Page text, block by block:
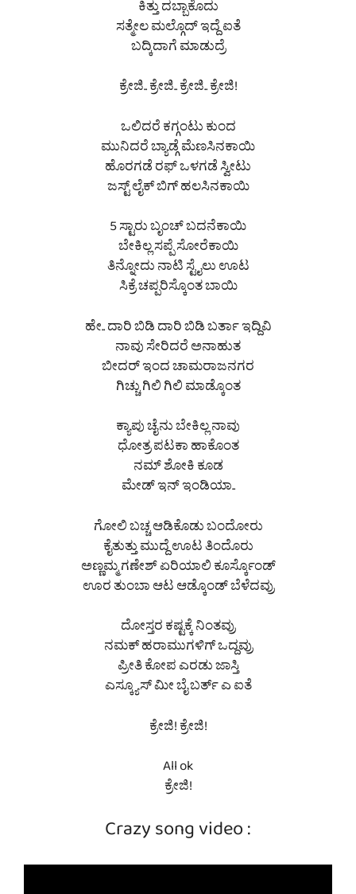
ಕಿತ್ತು ದಬ್ಬಾಕೊದು
ಸತ್ಮೇಲ ಮಲ್ಗೊದ್ ಇದ್ದೆ ಐತೆ
ಬದ್ಕಿದಾಗೆ ಮಾಡುದ್ರೆ
ಕ್ರೇಜಿ.. ಕ್ರೇಜಿ.. ಕ್ರೇಜಿ.. ಕ್ರೇಜಿ!
ಒಲಿದರೆ ಕಗ್ಗಂಟು ಕುಂದ
ಮುನಿದರೆ ಬ್ಯಾಡ್ಗೆ ಮೆಣಸಿನಕಾಯಿ
ಹೊರಗಡೆ ರಫ್ ಒಳಗಡೆ ಸ್ವೀಟು
ಜಸ್ಟ್ ಲೈಕ್ ಬಿಗ್ ಹಲಸಿನಕಾಯಿ
5 ಸ್ಟಾರು ಬೃಂಚ್ ಬದನೆಕಾಯಿ
ಬೇಕಿಲ್ಲ ಸಪ್ಪೆ ಸೋರೆಕಾಯಿ
ತಿನ್ನೋದು ನಾಟಿ ಸ್ಟೈಲು ಊಟ
ಸಿಕ್ರೆ ಚಪ್ಪರಿಸ್ಕೊಂತ ಬಾಯಿ
ಹೇ.. ದಾರಿ ಬಿಡಿ ದಾರಿ ಬಿಡಿ ಬರ್ತಾ ಇದ್ದಿವಿ
ನಾವು ಸೇರಿದರೆ ಅನಾಹುತ
ಬೀದರ್ ಇಂದ ಚಾಮರಾಜನಗರ
ಗಿಚ್ಚು ಗಿಲಿ ಗಿಲಿ ಮಾಡ್ಕೊಂತ
ಕ್ಯಾಪು ಚೈನು ಬೇಕಿಲ್ಲ ನಾವು
ಧೋತ್ರ ಪಟಕಾ ಹಾಕೊಂತ
ನಮ್ ಶೋಕಿ ಕೂಡ
ಮೇಡ್ ಇನ್ ಇಂಡಿಯಾ..
ಗೋಲಿ ಬಚ್ಚ ಆಡಿಕೊಡು ಬಂದೋರು
ಕೈತುತ್ತು ಮುದ್ದೆ ಊಟ ತಿಂದೊರು
ಅಣ್ಣಮ್ಮ ಗಣೇಶ್ ಏರಿಯಾಲಿ ಕೂರ್ಸ್ಕೊಂಡ್
ಊರ ತುಂಬಾ ಆಟ ಆಡ್ಕೊಂಡ್ ಬೆಳೆದವ್ರು
ದೋಸ್ತರ ಕಷ್ಟಕ್ಕೆ ನಿಂತವ್ರು
ನಮಕ್ ಹರಾಮುಗಳಿಗ್ ಒದ್ದವ್ರು
ಪ್ರೀತಿ ಕೋಪ ಎರಡು ಜಾಸ್ತಿ
ಎಸ್ಕ್ಯೂಸ್ ಮೀ ಬೈ ಬರ್ತ್ ಎ ಐತೆ
ಕ್ರೇಜಿ! ಕ್ರೇಜಿ!
All ok
ಕ್ರೇಜಿ!
Crazy song video :